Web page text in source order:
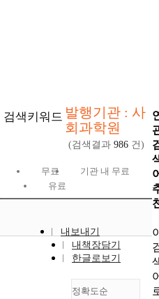
검색키워드 발행기관 : 사
회과학원
(검색결과 986 건)
무료
기관 내 무료
유료
내보내기
내책장담기
한글로보기
정확도순